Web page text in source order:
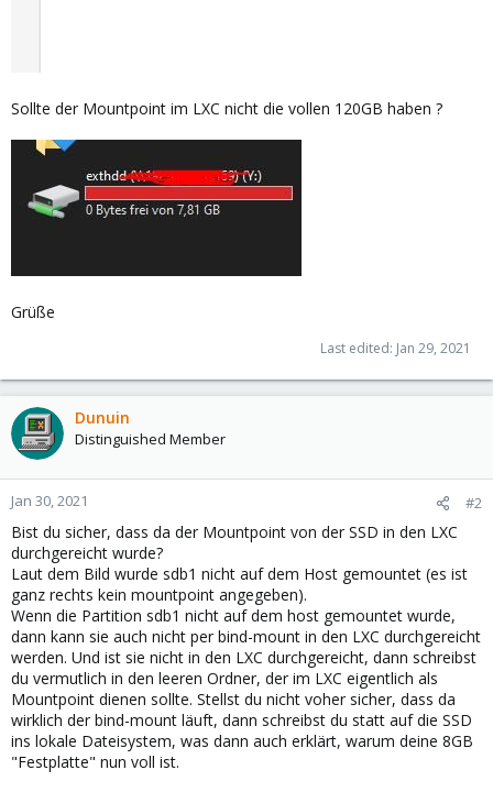
Sollte der Mountpoint im LXC nicht die vollen 120GB haben ?
Grüße
Last edited: Jan 29, 2021
Dunuin
Distinguished Member
Jan 30, 2021 #2
Bist du sicher, dass da der Mountpoint von der SSD in den LXC
durchgereicht wurde?
Laut dem Bild wurde sdb1 nicht auf dem Host gemountet (es ist
ganz rechts kein mountpoint angegeben).
Wenn die Partition sdb1 nicht auf dem host gemountet wurde,
dann kann sie auch nicht per bind-mount in den LXC durchgereicht
werden. Und ist sie nicht in den LXC durchgereicht, dann schreibst
du vermutlich in den leeren Ordner, der im LXC eigentlich als
Mountpoint dienen sollte. Stellst du nicht voher sicher, dass da
wirklich der bind-mount läuft, dann schreibst du statt auf die SSD
ins lokale Dateisystem, was dann auch erklärt, warum deine 8GB
"Festplatte" nun voll ist.